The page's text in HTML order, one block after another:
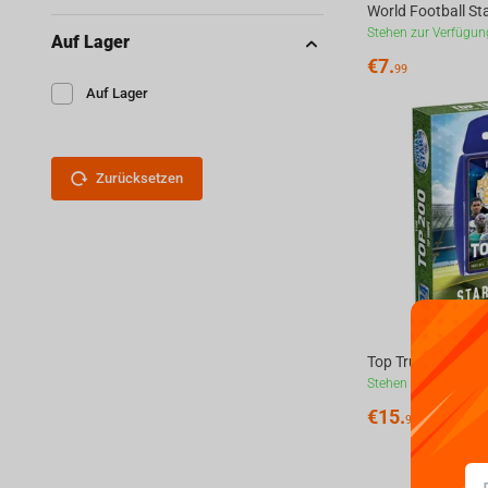
Stehen zur
€7.99
Stehen zur Verfügung
€15.99
Auf Lager
Auf Lager
Zurücksetzen